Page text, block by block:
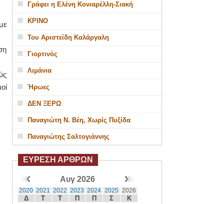
Γράφει η Ελένη Κονιαρέλλη-Σιακή
ΚΡΙΝΟ
Του Αριστείδη Καλάργαλη
Γιορτινός
Λιμάνια
Ήρωες
ΔΕΝ ΞΕΡΩ
Παναγιώτη Ν. Βέη, Χωρίς Πυξίδα
Παναγιώτης Σαλτογιάννης
ΕΥΡΕΣΗ ΑΡΘΡΩΝ
Αυγ 2026
2020 2021 2022 2023 2024 2025 2026
Δ Τ Τ Π Π Σ Κ